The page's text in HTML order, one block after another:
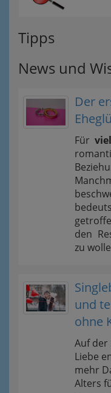
Tipps
News und
Der
Für
den
zu
und
ohne
Auf der
Liebe
mehr
Alters